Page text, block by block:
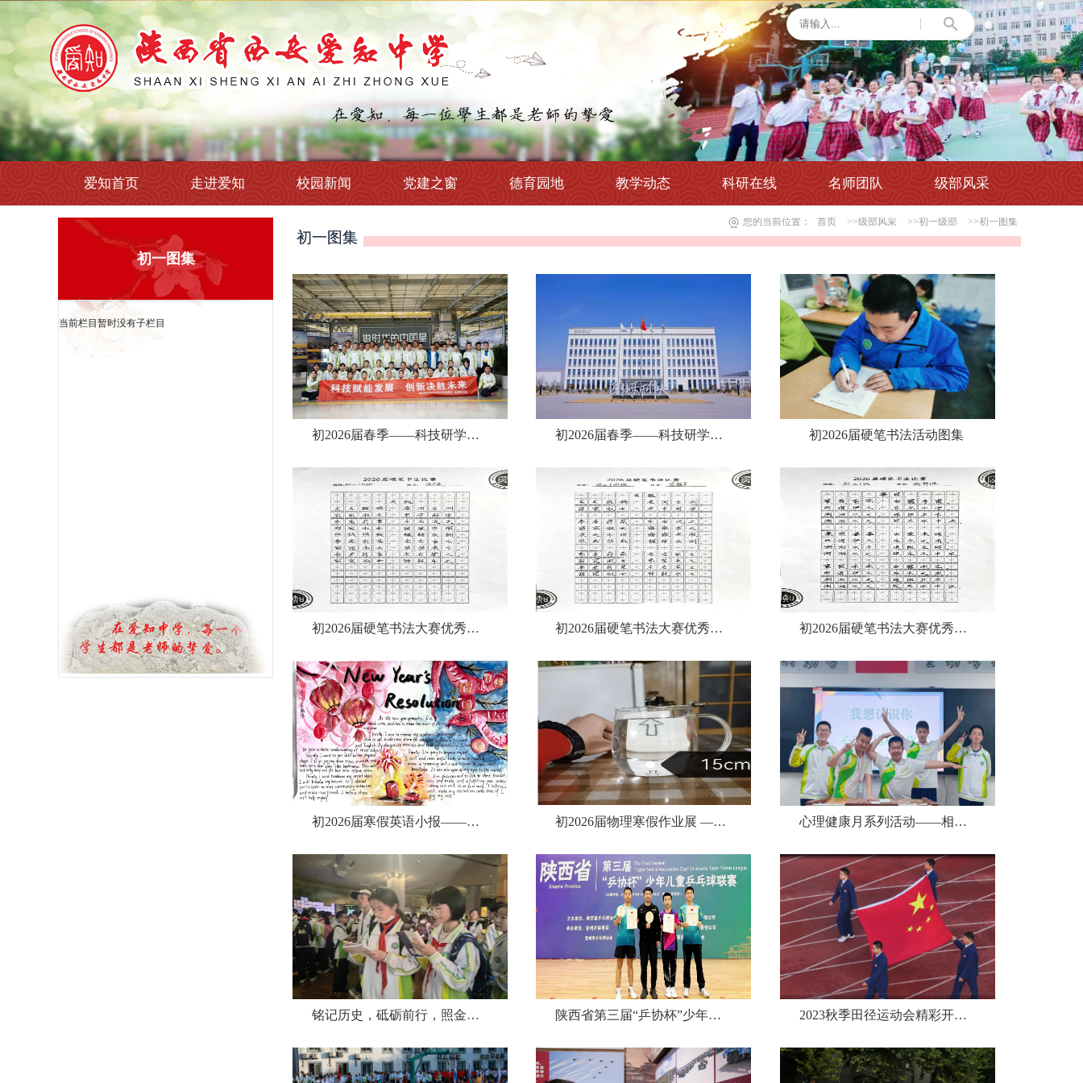
爱知首页 走进爱知 校园新闻 党建之窗 德育园地 教学动态 科研在线 名师团队 级部风采
初一图集
当前栏目暂时没有子栏目
初一图集
您的当前位置： 首页 >>级部风采 >>初一级部 >>初一图集
初2026届春季——科技研学各班合影 初2026届春季——科技研学旅行纪实 初2026届硬笔书法活动图集
初2026届硬笔书法大赛优秀作品展（三等奖） 初2026届硬笔书法大赛优秀作品展（二等奖） 初2026届硬笔书法大赛优秀作品展（一等奖）
初2026届寒假英语小报——新年新气象，我的新年Resolution！ 初2026届物理寒假作业展 ————物理大闯关实验成果展 心理健康月系列活动——相约525，开启“我爱我”
铭记历史，砥砺前行，照金精神，薪火相传——初一年级研学活动掠影 陕西省第三届“乒协杯”少年儿童乒乓球联赛喜获佳绩 2023秋季田径运动会精彩开幕（入场式）